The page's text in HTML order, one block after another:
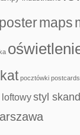
maps
pocztówki postcards
loftowystyl